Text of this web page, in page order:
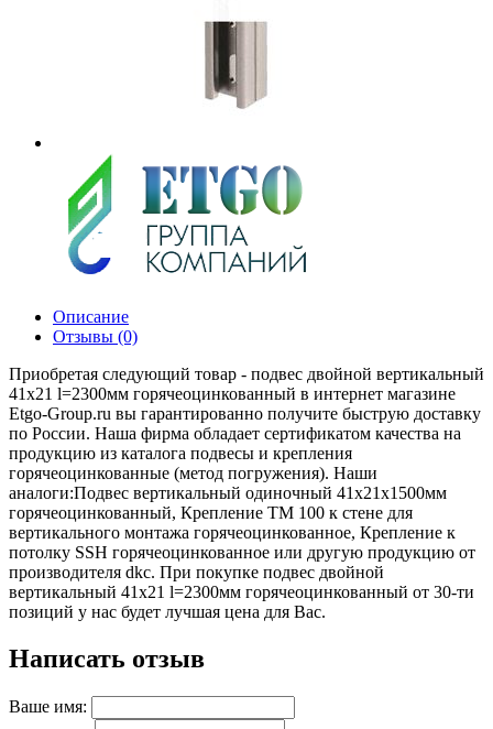
Описание
Отзывы (0)
Приобретая следующий товар - подвес двойной вертикальный
41х21 l=2300мм горячеоцинкованный в интернет магазине
Etgo-Group.ru вы гарантированно получите быструю доставку
по России. Наша фирма обладает сертификатом качества на
продукцию из каталога подвесы и крепления
горячеоцинкованные (метод погружения). Наши
аналоги:Подвес вертикальный одиночный 41х21х1500мм
горячеоцинкованный, Крепление TM 100 к стене для
вертикального монтажа горячеоцинкованное, Крепление к
потолку SSH горячеоцинкованное или другую продукцию от
производителя dkc. При покупке подвес двойной
вертикальный 41х21 l=2300мм горячеоцинкованный от 30-ти
позиций у нас будет лучшая цена для Вас.
Написать отзыв
Ваше имя: